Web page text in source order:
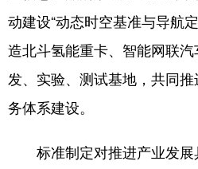
陕西 甘肃
新疆 内蒙古
多语种频道
English Español
动建设“动态时空基准与导航
造北斗氢能重卡、智能网联
发、实验、测试基地，共同推
务体系建设。
标准制定对推进产业发展